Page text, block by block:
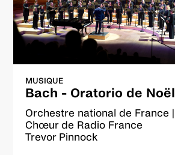
MUSIQUE
Bach - Oratorio de Noël
Orchestre national de France |
Chœur de Radio France
Trevor Pinnock